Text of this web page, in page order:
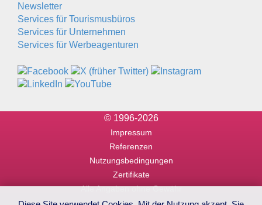
Newsletter
Services für Tourismusbüros
Services für Unternehmen
Services für Werbeagenturen
© 1996-2026
Impressum
Referenzen
Nutzungsbedingungen
Zertifikate
Alle Angaben ohne Gewähr